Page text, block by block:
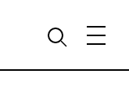
SØKMENY